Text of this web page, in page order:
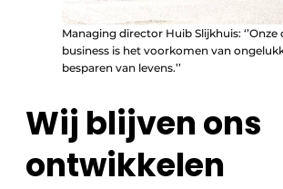
Managing director Huib Slijkhuis: ‘’Onze
business is het voorkomen van
besparen van levens.’’
Wij blijven ons
ontwikkelen